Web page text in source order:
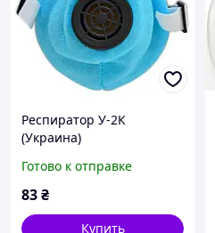
Респиратор У-2К
(Украина)
Готово к отправке
83₴
Купить